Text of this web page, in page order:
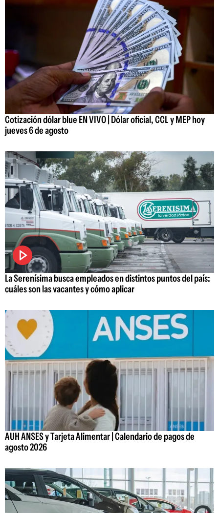
Cotización dólar blue EN VIVO | Dólar oficial, CCL y MEP hoy
jueves 6 de agosto
La Serenísima busca empleados en distintos puntos del país:
cuáles son las vacantes y cómo aplicar
AUH ANSES y Tarjeta Alimentar | Calendario de pagos de
agosto 2026